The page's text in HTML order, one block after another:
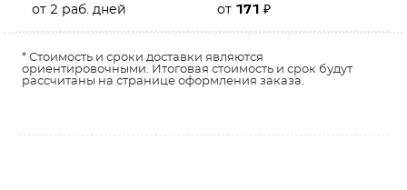
от 2 раб. дней от 171 ₽
* Стоимость и сроки доставки являются
ориентировочными. Итоговая стоимость и срок будут
рассчитаны на странице оформления заказа.